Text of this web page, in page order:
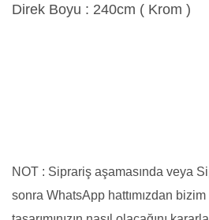
Direk Boyu : 240cm ( Krom )
NOT : Siprariş aşamasında veya
sonra WhatsApp hattımızdan